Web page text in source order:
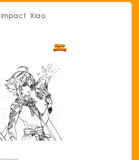
Impact Xiao